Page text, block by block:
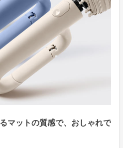
マットの質感で、おしゃれで